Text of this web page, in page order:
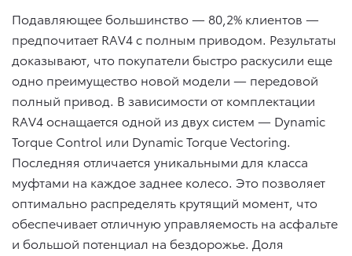
Подавляющее большинство — 80,2% клиентов —
предпочитает RAV4 с полным приводом. Результаты
доказывают, что покупатели быстро раскусили еще
одно преимущество новой модели — передовой
полный привод. В зависимости от комплектации
RAV4 оснащается одной из двух систем — Dynamic
Torque Control или Dynamic Torque Vectoring.
Последняя отличается уникальными для класса
муфтами на каждое заднее колесо. Это позволяет
оптимально распределять крутящий момент, что
обеспечивает отличную управляемость на асфальте
и большой потенциал на бездорожье. Доля